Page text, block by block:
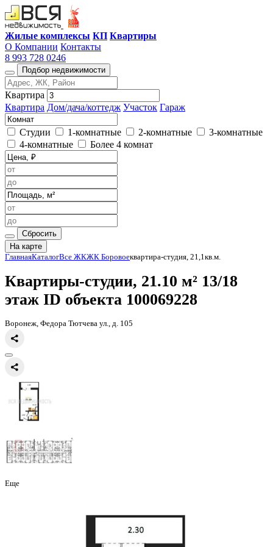
Жилые комплексы КП Квартиры
О Компании Контакты
8 993 728 0246
Подбор недвижимости
Квартира
Квартира Дом/дача/коттедж Участок Гараж
Студии 1-комнатные 2-комнатные
3-комнатные
4-комнатные
Более 4 комнат
Сбросить
На карте
Главная КаталогВсе ЖК ЖК Боровое
Квартиры-студии, 21.10 м²
этаж
Воронеж, Федора Тютчева ул., д. 105